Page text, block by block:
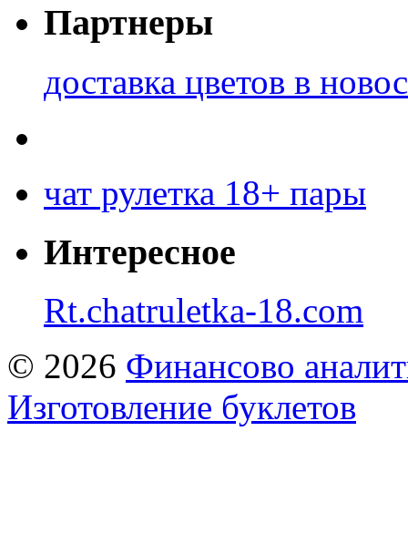
Партнеры
доставка цветов в
чат рулетка 18+ пары
Интересное
Rt.chatruletka-18.com
© 2026 Финансово
Изготовление буклетов